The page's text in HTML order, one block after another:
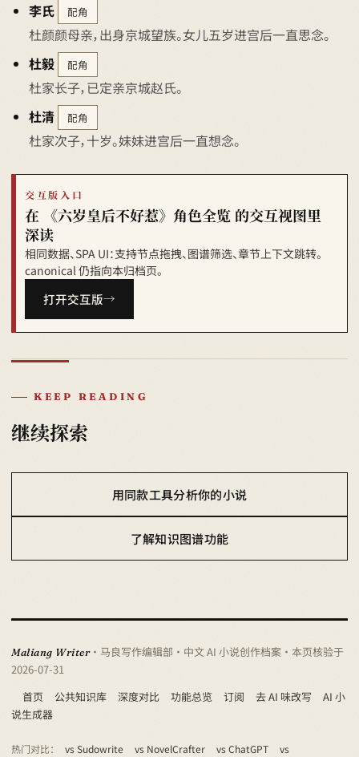
李氏
配角
杜颜颜母亲，出身京城望族。女儿五岁进宫后一直思念。
杜毅
配角
杜家长子，已定亲京城赵氏。
杜清
配角
杜家次子，十岁。妹妹进宫后一直想念。
交互版入口
在 《六岁皇后不好惹》角色全览 的交互视图里
深读
相同数据、SPA UI：支持节点拖拽、图谱筛选、章节上下文跳转。
canonical 仍指向本归档页。
打开交互版
KEEP READING
继续探索
用同款工具分析你的小说
了解知识图谱功能
Maliang Writer · 马良写作编辑部 · 中文 AI 小说创作档案 · 本页核验于
2026-07-31
首页
公共知识库 深度对比 功能总览 订阅 去 AI 味改写
AI 小
说生成器
热门对比： vs Sudowrite vs NovelCrafter vs ChatGPT vs